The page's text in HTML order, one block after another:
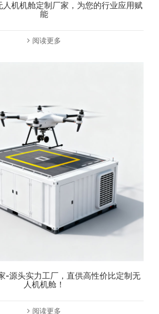
人机机舱定制厂家，为您的行业应用赋
能
阅读更多
-源头实力工厂，直供高性价比定制无
人机机舱！
阅读更多